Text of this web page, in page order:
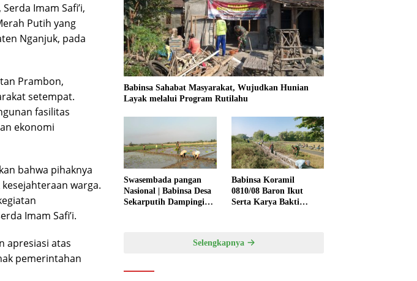
Imam Safi’i,
Putih yang
Nganjuk, pada
Prambon,
setempat.
fasilitas
ekonomi
bahwa pihaknya
warga.
Imam Safi’i.
apresiasi atas
pemerintahan
Babinsa Sahabat Masyarakat, Wujudkan Hunian
Layak melalui Program Rutilahu
Swasembada pangan
Nasional | Babinsa Desa
Sekarputih Dampingi
Babinsa Koramil
0810/08 Baron Ikut
Serta Karya Bakti
Selengkapnya